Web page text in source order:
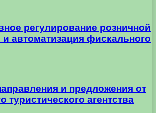
регулирование розничной
и автоматизация фискального
и предложения от
туристического агентства